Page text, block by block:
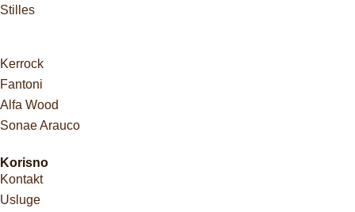
Stilles
Kerrock
Fantoni
Alfa Wood
Sonae Arauco
Korisno
Kontakt
Usluge